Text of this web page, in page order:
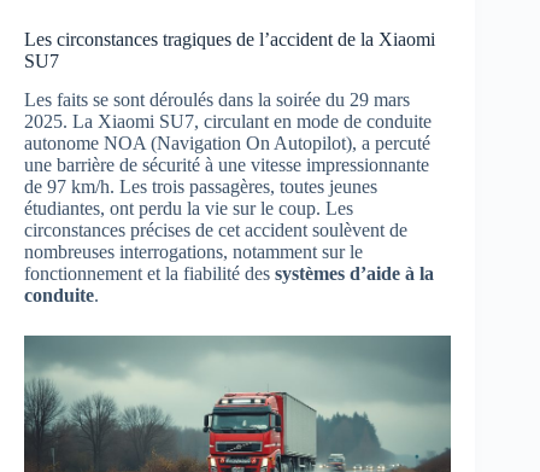
Les circonstances tragiques de l’accident de la Xiaomi
SU7
Les faits se sont déroulés dans la soirée du 29 mars
2025. La Xiaomi SU7, circulant en mode de conduite
autonome NOA (Navigation On Autopilot), a percuté
une barrière de sécurité à une vitesse impressionnante
de 97 km/h. Les trois passagères, toutes jeunes
étudiantes, ont perdu la vie sur le coup. Les
circonstances précises de cet accident soulèvent de
nombreuses interrogations, notamment sur le
fonctionnement et la fiabilité des systèmes d’aide à la
conduite.